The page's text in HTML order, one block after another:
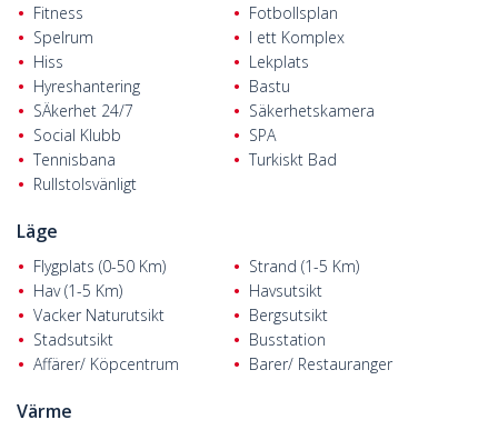
Fitness
Fotbollsplan
Spelrum
I ett Komplex
Hiss
Lekplats
Hyreshantering
Bastu
SÄkerhet 24/7
Säkerhetskamera
Social Klubb
SPA
Tennisbana
Turkiskt Bad
Rullstolsvänligt
Läge
Flygplats (0-50 Km)
Strand (1-5 Km)
Hav (1-5 Km)
Havsutsikt
Vacker Naturutsikt
Bergsutsikt
Stadsutsikt
Busstation
Affärer/ Köpcentrum
Barer/ Restauranger
Värme